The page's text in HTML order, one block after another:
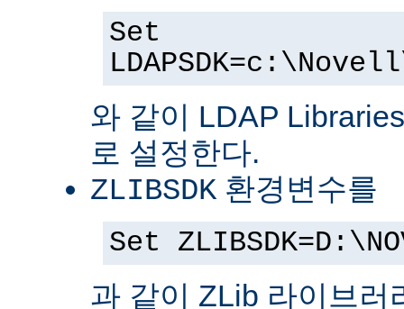
Set
와 같이 LDAP
로 설정한다.
ZLIBSDK 환경변수를
Set
과 같이 ZLib 라이브러